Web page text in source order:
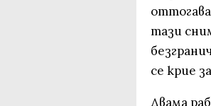
тази
се крие
Двама